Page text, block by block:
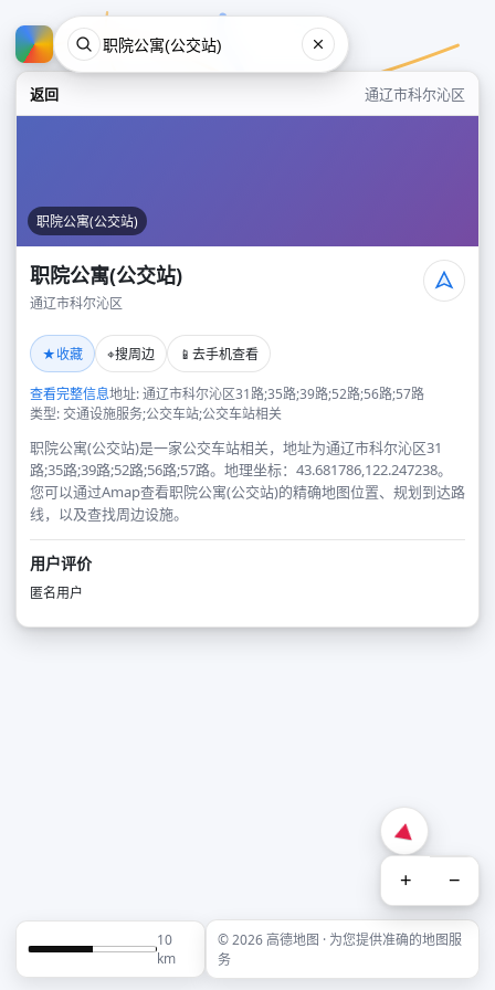
返回 通辽市科尔沁区
职院公寓(公交站)
职院公寓(公交站)
通辽市科尔沁区
★收藏 ⌖搜周边 📱 去手机查看
查看完整信息地址: 通辽市科尔沁区31路;35路;39路;52路;56路;57路
类型: 交通设施服务;公交车站;公交车站相关
职院公寓(公交站)是一家公交车站相关，地址为通辽市科尔沁区31
路;35路;39路;52路;56路;57路。地理坐标：43.681786,122.247238。
您可以通过Amap查看职院公寓(公交站)的精确地图位置、规划到达路
线，以及查找周边设施。
用户评价
匿名用户
+ −
10
km
© 2026 高德地图 · 为您提供准确的地图服
务